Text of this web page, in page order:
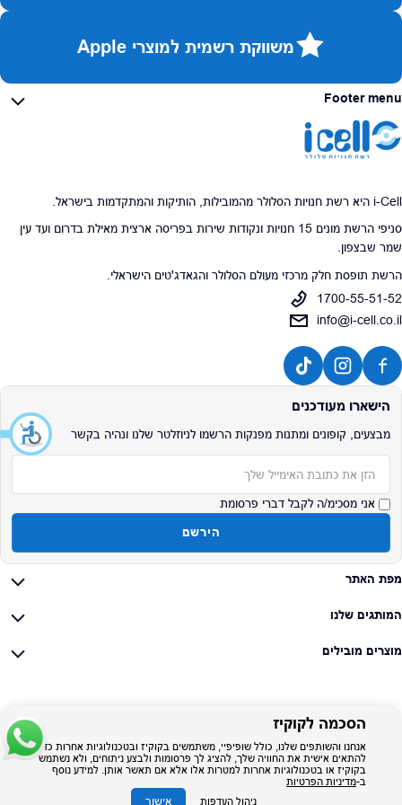
משווקת רשמית למוצרי Apple
Footer menu
i-Cell היא רשת חנויות הסלולר מהמובילות, הותיקות והמתקדמות בישראל.
סניפי הרשת מונים 15 חנויות ונקודות שירות בפריסה ארצית מאילת בדרום ועד עין
שמר שבצפון.
הרשת תופסת חלק מרכזי מעולם הסלולר והגאדג'טים הישראלי.
1700-55-51-52
info@i-cell.co.il
הישארו מעודכנים
מבצעים, קופונים ומתנות מפנקות הרשמו לניוזלטר שלנו ונהיה בקשר
אני מסכימ/ה לקבל דברי פרסומת
הירשם
מפת האתר
המותגים שלנו
מוצרים מובילים
הסכמה לקוקיז
אנחנו והשותפים שלנו, כולל שופיפיי, משתמשים בקוקיז ובטכנולוגיות אחרות כדי
להתאים אישית את החוויה שלך, להציג לך פרסומות ולבצע ניתוחים, ולא נשתמש
בקוקיז או בטכנולוגיות אחרות למטרות אלו אלא אם תאשר אותן. למידע נוסף
ב-מדיניות הפרטיות
אישור ניהול העדפות